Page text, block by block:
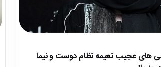
های عجیب نعیمه نظام دوست و نیما